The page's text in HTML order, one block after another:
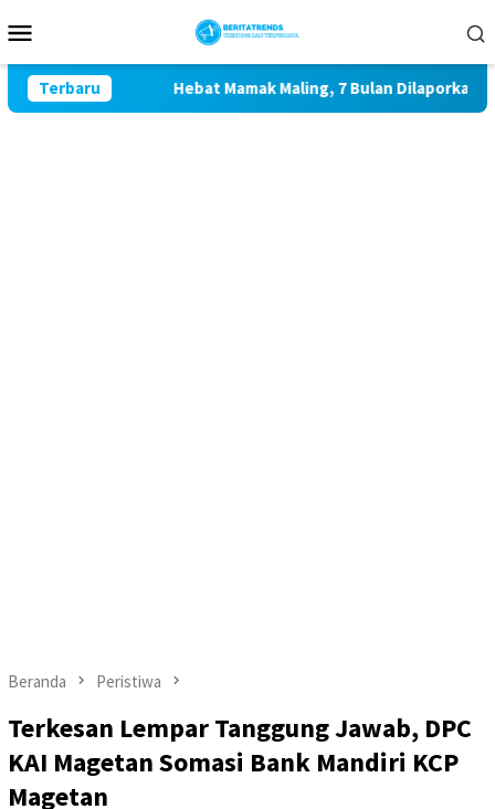
ke
Mobile
TerbaruHebat Mamak Maling, 7 Bulan Dilaporkan karena
Beranda Peristiwa
Terkesan Lempar Tanggung Jawab, DPC
KAI Magetan Somasi Bank Mandiri KCP
Magetan